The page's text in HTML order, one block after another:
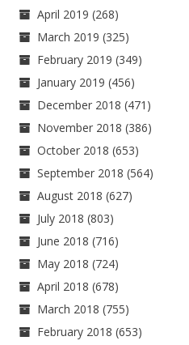
April 2019 (268)
March 2019 (325)
February 2019 (349)
January 2019 (456)
December 2018 (471)
November 2018 (386)
October 2018 (653)
September 2018 (564)
August 2018 (627)
July 2018 (803)
June 2018 (716)
May 2018 (724)
April 2018 (678)
March 2018 (755)
February 2018 (653)